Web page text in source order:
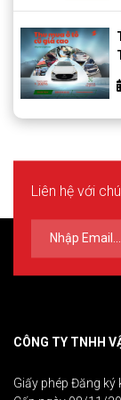
Liên hệ với
CÔNG TY TNHH
Giấy phép Đăng ký